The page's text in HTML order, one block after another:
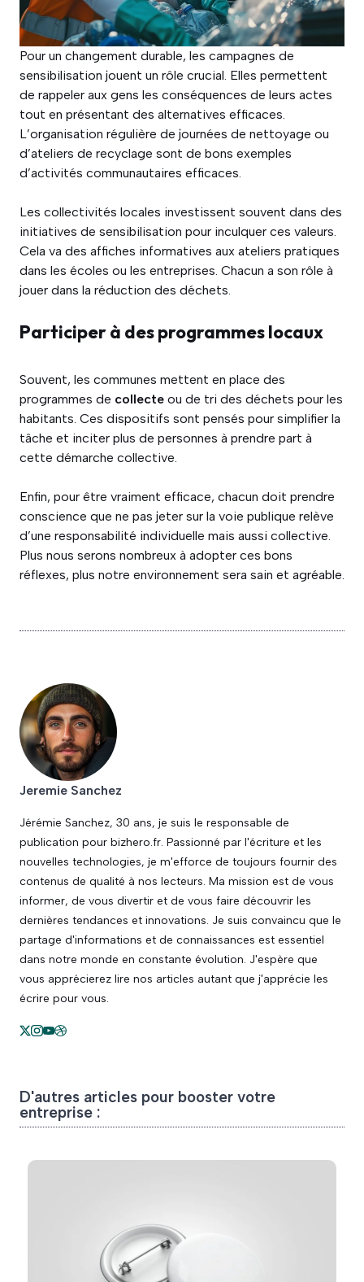
Pour un changement durable, les campagnes de
sensibilisation jouent un rôle crucial. Elles permettent
de rappeler aux gens les conséquences de leurs actes
tout en présentant des alternatives efficaces.
L’organisation régulière de journées de nettoyage ou
d’ateliers de recyclage sont de bons exemples
d’activités communautaires efficaces.
Les collectivités locales investissent souvent dans des
initiatives de sensibilisation pour inculquer ces valeurs.
Cela va des affiches informatives aux ateliers pratiques
dans les écoles ou les entreprises. Chacun a son rôle à
jouer dans la réduction des déchets.
Participer à des programmes locaux
Souvent, les communes mettent en place des
programmes de collecte ou de tri des déchets pour les
habitants. Ces dispositifs sont pensés pour simplifier la
tâche et inciter plus de personnes à prendre part à
cette démarche collective.
Enfin, pour être vraiment efficace, chacun doit prendre
conscience que ne pas jeter sur la voie publique relève
d’une responsabilité individuelle mais aussi collective.
Plus nous serons nombreux à adopter ces bons
réflexes, plus notre environnement sera sain et agréable.
Jeremie Sanchez
Jérémie Sanchez, 30 ans, je suis le responsable de
publication pour bizhero.fr. Passionné par l'écriture et les
nouvelles technologies, je m'efforce de toujours fournir des
contenus de qualité à nos lecteurs. Ma mission est de vous
informer, de vous divertir et de vous faire découvrir les
dernières tendances et innovations. Je suis convaincu que le
partage d'informations et de connaissances est essentiel
dans notre monde en constante évolution. J'espère que
vous apprécierez lire nos articles autant que j'apprécie les
écrire pour vous.
D'autres articles pour booster votre
entreprise :